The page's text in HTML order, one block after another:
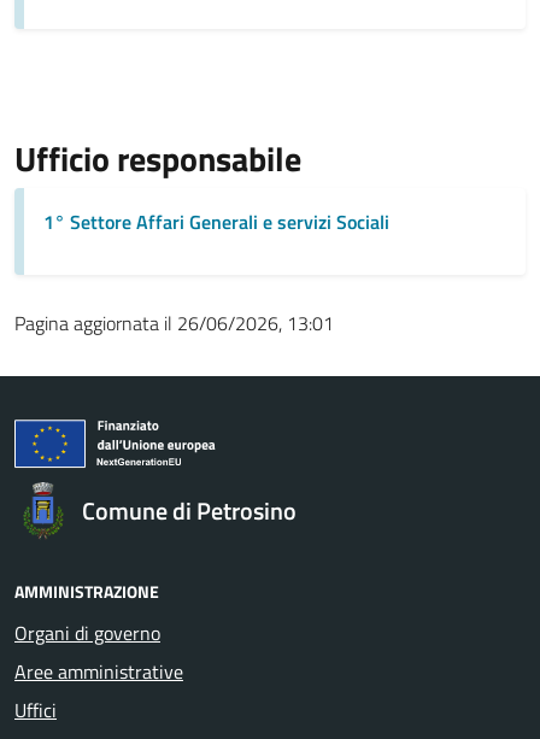
Ufficio responsabile
1° Settore Affari Generali e servizi Sociali
Pagina aggiornata il 26/06/2026, 13:01
Comune di Petrosino
AMMINISTRAZIONE
Organi di governo
Aree amministrative
Uffici